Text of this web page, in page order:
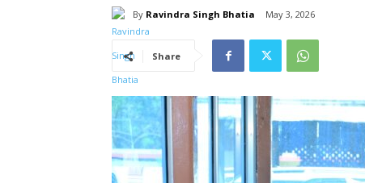
By Ravindra Singh Bhatia May 3, 2026
Share